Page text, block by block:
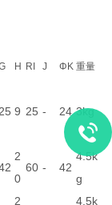
H RI J ΦK 重量
25 9 25 - 24 3kg
2
0
60 - 42
4.5k
g
2
4.5k